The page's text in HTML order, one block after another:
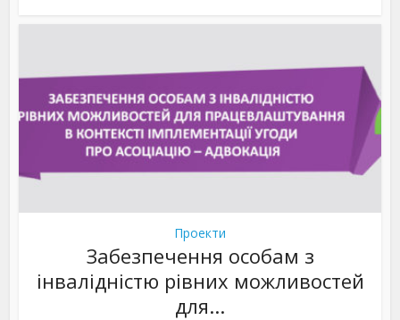
Проекти
Забезпечення особам з
інвалідністю рівних можливостей
для...